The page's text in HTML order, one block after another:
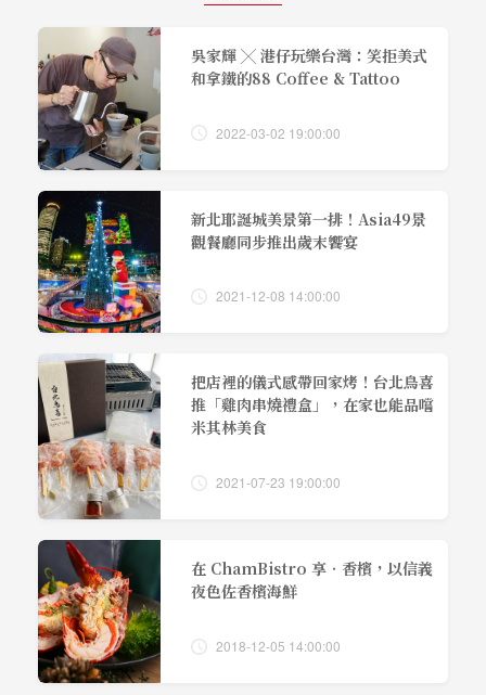
吳家輝 ╳ 港仔玩樂台灣：笑拒美式
和拿鐵的88 Coffee & Tattoo
2022-03-02 19:00:00
新北耶誕城美景第一排！Asia49景
觀餐廳同步推出歲末饗宴
2021-12-08 14:00:00
把店裡的儀式感帶回家烤！台北鳥喜
推「雞肉串燒禮盒」，在家也能品嚐
米其林美食
2021-07-23 19:00:00
在 ChamBistro 享‧香檳，以信義
夜色佐香檳海鮮
2018-12-05 14:00:00